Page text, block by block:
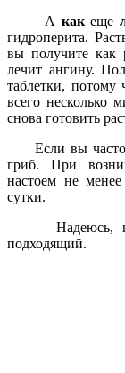
А какеще
гидроперита.
вы получите как
лечит ангину.
таблетки, потому
всего несколько
снова готовить
Если вы часто
гриб. При
настоем не
сутки.
Надеюсь, из
подходящий.